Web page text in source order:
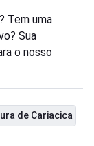
Tem uma
Sua
o nosso
de Cariacica